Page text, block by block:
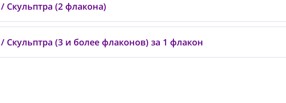
Скульптра (2 флакона)
(3 и более флаконов) за 1 флакон